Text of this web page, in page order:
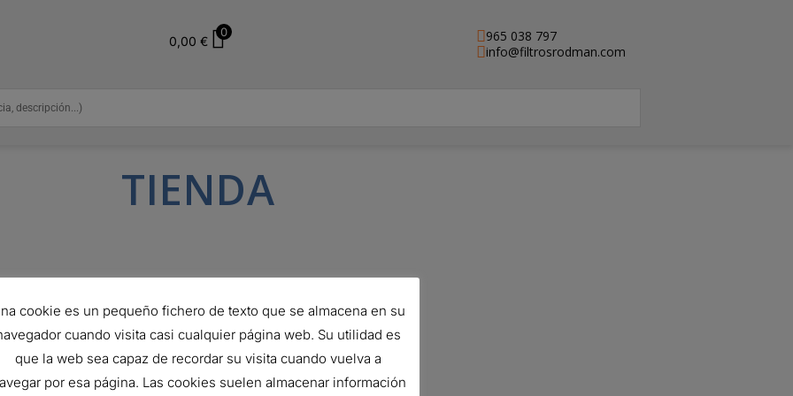
965 038 797
info@filtrosrodman.com
0,00 €
0
TIENDA
Ref: P790877
SKU: P790877
cookie es un pequeño fichero de texto que se almacena en su
cuando visita casi cualquier página web. Su utilidad es
que la web sea capaz de recordar su visita cuando vuelva a
por esa página. Las cookies suelen almacenar información